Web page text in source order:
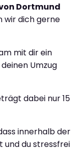
Dortmund
wir dich gerne
mit dir ein
Umzug
dabei nur 15
innerhalb der
und du stressfrei